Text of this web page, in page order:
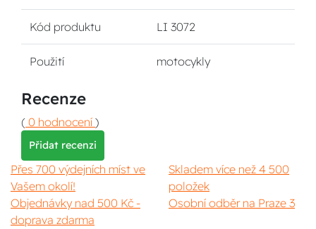
Kód produktu LI 3072
Použití motocykly
Recenze
( 0 hodnocení )
Přidat recenzi
Přes 700 výdejních míst ve
Vašem okolí!
Skladem více než 4 500
položek
Objednávky nad 500 Kč -
doprava zdarma
Osobní odběr na Praze 3